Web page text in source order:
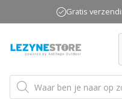
naar
inhoud
Gratis
Producten
zoeken